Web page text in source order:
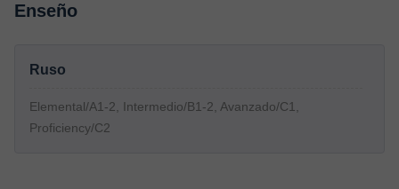
Enseño
Ruso
Elemental/A1-2, Intermedio/B1-2, Avanzado/C1,
Proficiency/C2